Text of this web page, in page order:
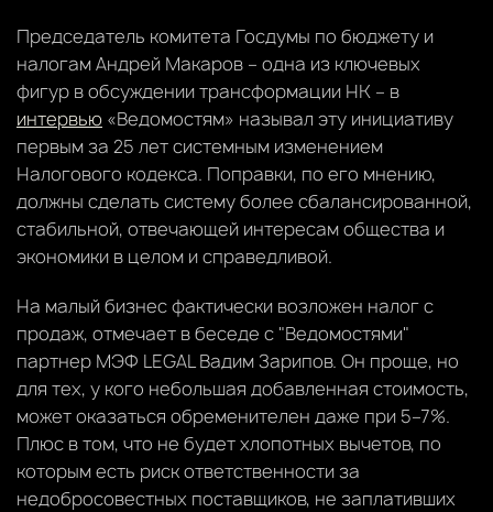
Председатель комитета Госдумы по бюджету и
налогам Андрей Макаров – одна из ключевых
фигур в обсуждении трансформации НК – в
интервью «Ведомостям» называл эту инициативу
первым за 25 лет системным изменением
Налогового кодекса. Поправки, по его мнению,
должны сделать систему более сбалансированной,
стабильной, отвечающей интересам общества и
экономики в целом и справедливой.
На малый бизнес фактически возложен налог с
продаж, отмечает в беседе с "Ведомостями"
партнер МЭФ LEGAL Вадим Зарипов. Он проще, но
для тех, у кого небольшая добавленная стоимость,
может оказаться обременителен даже при 5–7%.
Плюс в том, что не будет хлопотных вычетов, по
которым есть риск ответственности за
недобросовестных поставщиков, не заплативших